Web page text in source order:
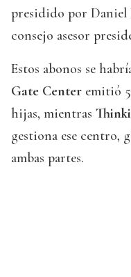
presidido por Daniel
consejo asesor
Estos abonos se
Gate Center emitió
hijas, mientras
gestiona ese centro,
ambas partes.